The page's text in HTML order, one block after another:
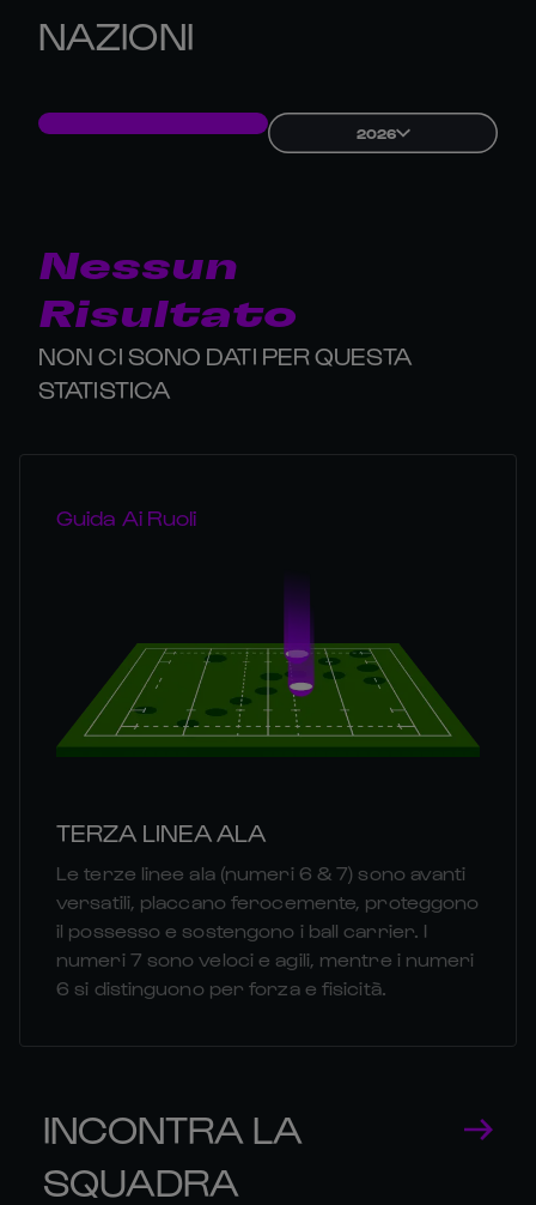
NAZIONI
2026
Nessun
Risultato
NON CI SONO DATI PER QUESTA
STATISTICA
Guida Ai Ruoli
TERZA LINEA ALA
Le terze linee ala (numeri 6 & 7) sono avanti
versatili, placcano ferocemente, proteggono
il possesso e sostengono i ball carrier. I
numeri 7 sono veloci e agili, mentre i numeri
6 si distinguono per forza e fisicità.
INCONTRA LA
SQUADRA